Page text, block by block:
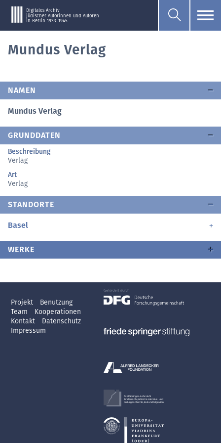
Digitales Archiv
jüdischer Autorinnen und Autoren
in Berlin 1933–1945
Mundus Verlag
NAMEN
Mundus Verlag
GRUNDDATEN
Beschreibung
Verlag
Art
Verlag
STANDORTE
Basel
WERKE
Projekt
Benutzung
Team
Kooperationen
Kontakt
Datenschutz
Impressum
Axel Springer-Lehrstuhl
für deutsch-jüdische Literatur- und
Kulturgeschichte, Exil und Migration